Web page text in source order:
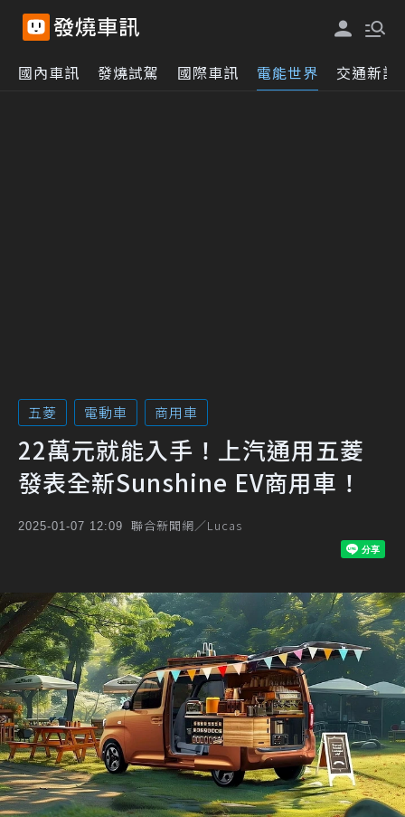
國內車訊 發燒試駕 國際車訊 電能世界 交通新訊
五菱 電動車 商用車
22萬元就能入手！上汽通用五菱
發表全新Sunshine EV商用車！
2025-01-07 12:09 聯合新聞網／Lucas